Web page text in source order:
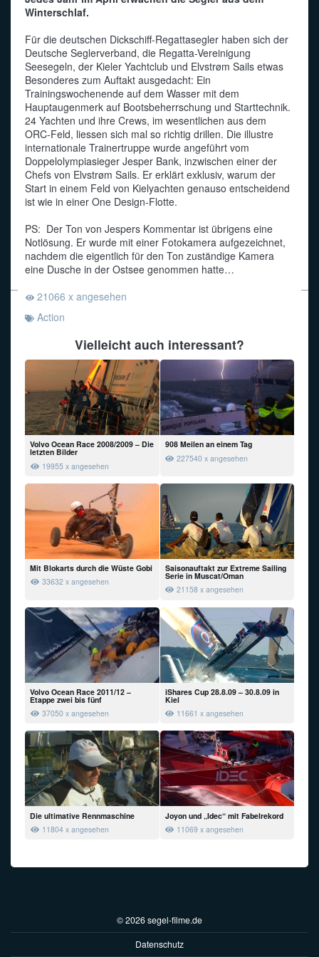
Winterschlaf.
Für die deutschen Dickschiff-Regattasegler haben sich der
Deutsche Seglerverband, die Regatta-Vereinigung
Seesegeln, der Kieler Yachtclub und Elvstrøm Sails etwas
Besonderes zum Auftakt ausgedacht: Ein
Trainingswochenende auf dem Wasser mit dem
Hauptaugenmerk auf Bootsbeherrschung und Starttechnik.
24 Yachten und ihre Crews, im wesentlichen aus dem
ORC-Feld, liessen sich mal so richtig drillen. Die illustre
internationale Trainertruppe wurde angeführt vom
Doppelolympiasieger Jesper Bank, inzwischen einer der
Chefs von Elvstrøm Sails. Er erklärt exklusiv, warum der
Start in einem Feld von Kielyachten genauso entscheidend
ist wie in einer One Design-Flotte.
PS: Der Ton von Jespers Kommentar ist übrigens eine
Notlösung. Er wurde mit einer Fotokamera aufgezeichnet,
nachdem die eigentlich für den Ton zuständige Kamera
eine Dusche in der Ostsee genommen hatte…
21066 x angesehen
Action
Vielleicht auch interessant?
Volvo Ocean Race 2008/2009 – Die
letzten Bilder
19955 x angesehen
908 Meilen an einem Tag
227540 x angesehen
Mit Blokarts durch die Wüste Gobi
33632 x angesehen
Saisonauftakt zur Extreme Sailing
Serie in Muscat/Oman
21158 x angesehen
Volvo Ocean Race 2011/12 –
Etappe zwei bis fünf
37050 x angesehen
iShares Cup 28.8.09 – 30.8.09 in
Kiel
11661 x angesehen
Die ultimative Rennmaschine
11804 x angesehen
Joyon und „Idec“ mit Fabelrekord
11069 x angesehen
© 2026 segel-filme.de
Datenschutz